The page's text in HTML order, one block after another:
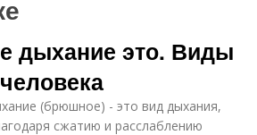
дыхание это. Виды
(брюшное) - это вид дыхания,
сжатию и расслаблению